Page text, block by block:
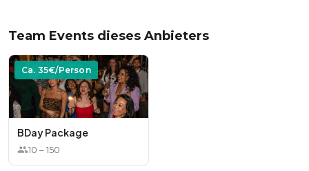
Team Events dieses Anbieters
Ca. 35€/Person
BDay Package
10 –150